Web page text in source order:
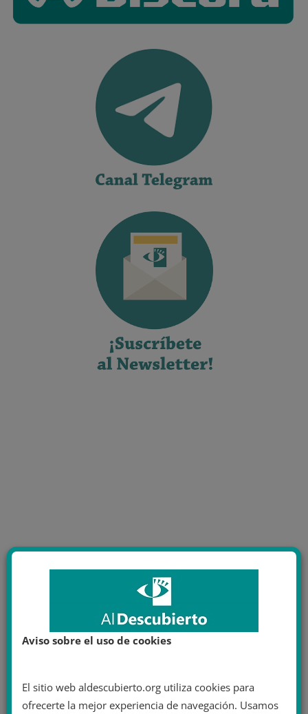
Aviso sobre el uso de cookies
El sitio web aldescubierto.org utiliza cookies para
ofrecerte la mejor experiencia de navegación. Usamos